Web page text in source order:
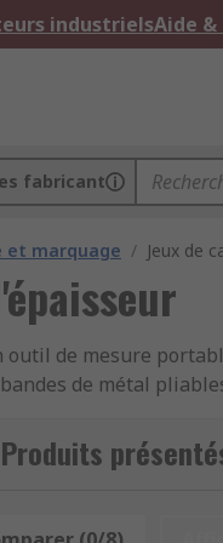
industrielsAide
fabricant
et marquage / Jeux de
outil de mesure
de métal
être
prendre des
utilisées dans